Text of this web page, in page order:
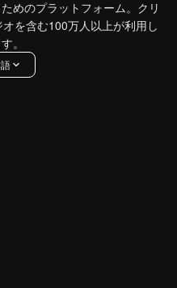
めのプラットフォーム。クリ
を含む100万人以上が利用し
。